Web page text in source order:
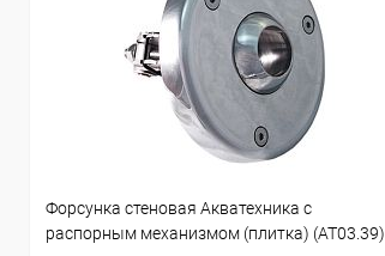
Форсунка стеновая Акватехника с
распорным механизмом (плитка) (AT03.39)